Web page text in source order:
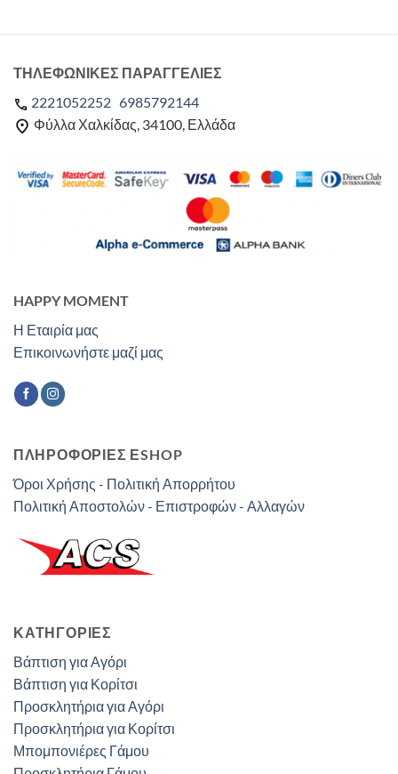
HAPPY MOMENT
Η Εταιρία μας
Επικοινωνήστε μαζί μας
ΠΛΗΡΟΦΟΡΙΕΣ ΕSHOP
Όροι Χρήσης - Πολιτική Απορρήτου
Πολιτική Αποστολών - Επιστροφών - Αλλαγών
ΤΗΛΕΦΩΝΙΚΕΣ ΠΑΡΑΓΓΕΛΙΕΣ
2221052252 6985792144
Φύλλα Χαλκίδας, 34100, Ελλάδα
ΚΑΤΗΓΟΡΊΕΣ
Βάπτιση για Αγόρι
Βάπτιση για Κορίτσι
Προσκλητήρια για Αγόρι
Προσκλητήρια για Κορίτσι
Μπομπονιέρες Γάμου